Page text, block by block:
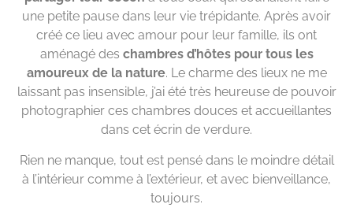
une petite pause dans leur vie trépidante. Après avoir
créé ce lieu avec amour pour leur famille, ils ont
aménagé des chambres d’hôtes pour tous les
amoureux de la nature. Le charme des lieux ne me
laissant pas insensible, j’ai été très heureuse de pouvoir
photographier ces chambres douces et accueillantes
dans cet écrin de verdure.
Rien ne manque, tout est pensé dans le moindre détail
à l’intérieur comme à l’extérieur, et avec bienveillance,
toujours.